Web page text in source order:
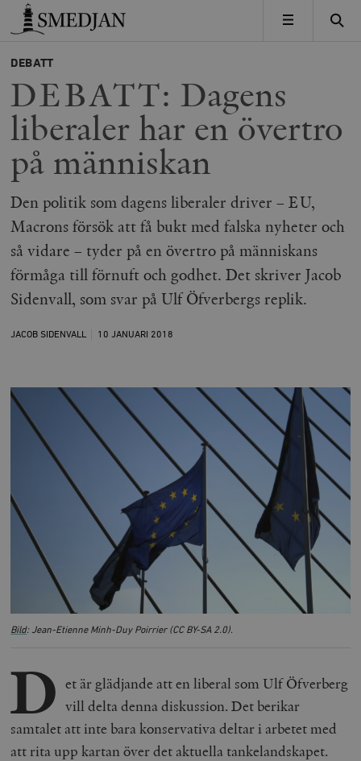
Timbro
MENY
DEBATT
DEBATT: Dagens
liberaler har en övertro
på människan
Den politik som dagens liberaler driver – EU,
Macrons försök att få bukt med falska nyheter och
så vidare – tyder på en övertro på människans
förmåga till förnuft och godhet. Det skriver Jacob
Sidenvall, som svar på Ulf Öfverbergs replik.
JACOB SIDENVALL 10 JANUARI 2018
Bild: Jean-Etienne Minh-Duy Poirrier (CC BY-SA 2.0).
D et är glädjande att en liberal som Ulf Öfverberg
vill delta denna diskussion. Det berikar
samtalet att inte bara konservativa deltar i arbetet med
att rita upp kartan över det aktuella tankelandskapet.